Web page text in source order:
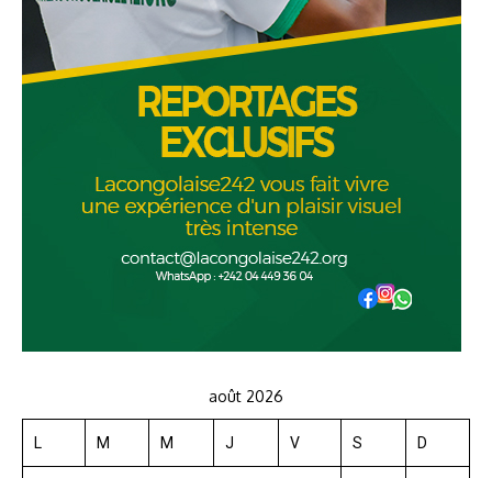
août 2026
L M M J V S D